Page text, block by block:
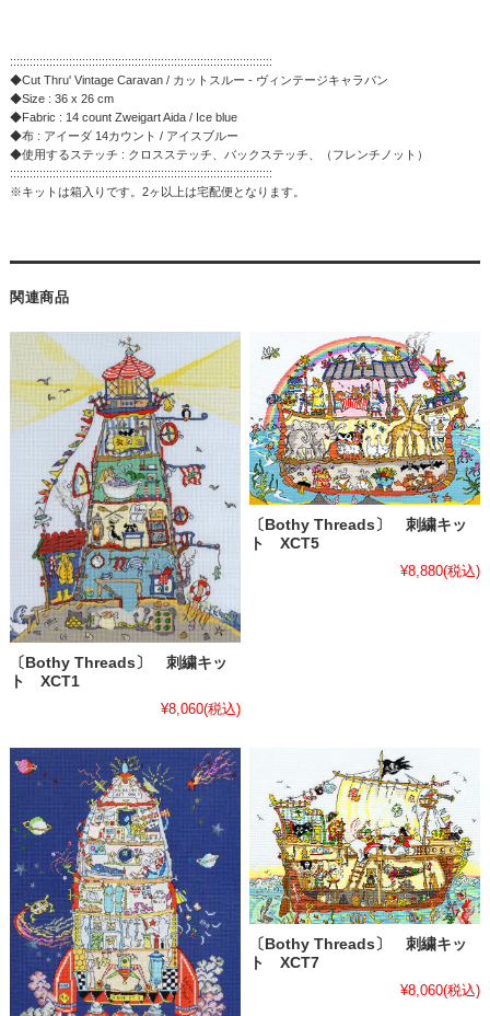
::::::::::::::::::::::::::::::::::::::::::::::::::::::::::::::::::::::::::::::::
◆Cut Thru' Vintage Caravan / カットスルー - ヴィンテージキャラバン
◆Size : 36 x 26 cm
◆Fabric : 14 count Zweigart Aida / Ice blue
◆布 : アイーダ 14カウント / アイスブルー
◆使用するステッチ : クロスステッチ、バックステッチ、（フレンチノット）
::::::::::::::::::::::::::::::::::::::::::::::::::::::::::::::::::::::::::::::::
※キットは箱入りです。2ヶ以上は宅配便となります。
関連商品
〔Bothy Threads〕 刺繍キッ
ト XCT1
¥8,060(税込)
〔Bothy Threads〕 刺繍キッ
ト XCT5
¥8,880(税込)
〔Bothy Threads〕 刺繍キッ
ト XCT7
¥8,060(税込)